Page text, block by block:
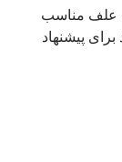
علف مناسب
برای پیشنهاد